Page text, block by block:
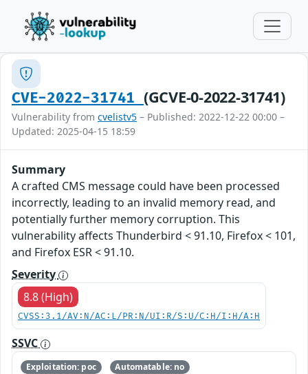
CVE-2022-31741 (GCVE-0-2022-31741)
Vulnerability from cvelistv5 – Published: 2022-12-22 00:00 –
Updated: 2025-04-15 18:59
Summary
A crafted CMS message could have been processed
incorrectly, leading to an invalid memory read, and
potentially further memory corruption. This
vulnerability affects Thunderbird < 91.10, Firefox < 101,
and Firefox ESR < 91.10.
Severity
8.8 (High)
CVSS:3.1/AV:N/AC:L/PR:N/UI:R/S:U/C:H/I:H/A:H
SSVC
Exploitation: poc
Automatable: no